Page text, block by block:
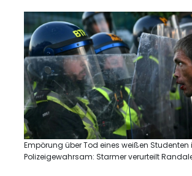
Empörung über Tod eines weißen Studenten
Polizeigewahrsam: Starmer verurteilt